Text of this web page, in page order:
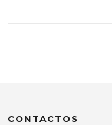
CONTACTOS